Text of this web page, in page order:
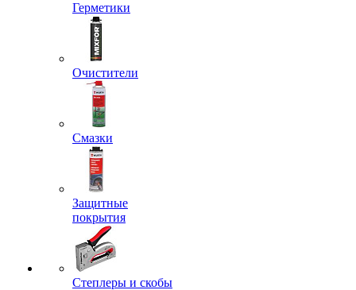
Герметики
Очистители
Смазки
Защитные
покрытия
Степлеры и скобы